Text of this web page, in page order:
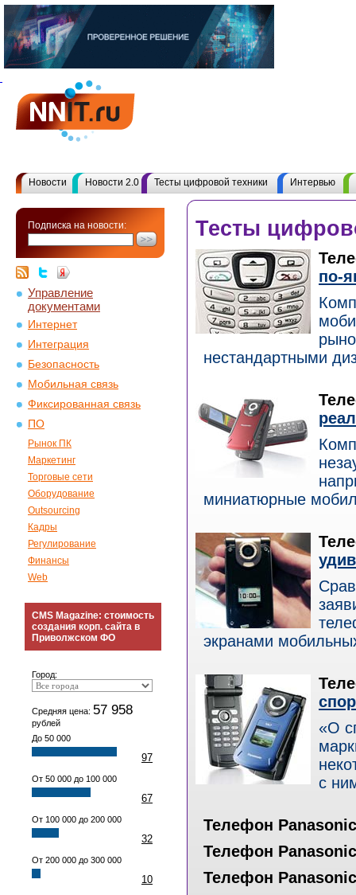
Новости Новости 2.0 Тесты цифровой техники Интервью
Подписка на новости:
Управление
документами
Интернет
Интеграция
Безопасность
Мобильная связь
Фиксированная связь
ПО
Рынок ПК
Маркетинг
Торговые сети
Оборудование
Outsourcing
Кадры
Регулирование
Финансы
Web
CMS Magazine: стоимость
создания корп. сайта в
Приволжском ФО
Город:
Средняя цена: 57 958
рублей
До 50 000
97
От 50 000 до 100 000
67
От 100 000 до 200 000
32
От 200 000 до 300 000
10
Тесты
по-
нестандартными
миниатюрные
экранами
«О
с
Телефон
Телефон
Телефон